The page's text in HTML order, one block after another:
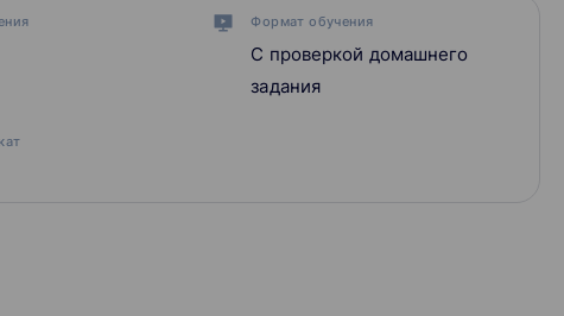
Формат обучения
С проверкой домашнего
задания